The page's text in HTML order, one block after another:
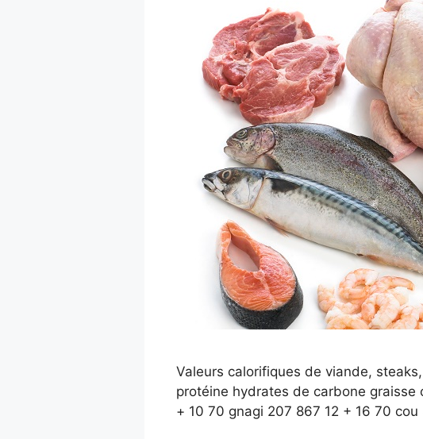
Valeurs calorifiques de viande,
protéine hydrates de carbone
+ 10 70 gnagi 207 867 12 + 16 70